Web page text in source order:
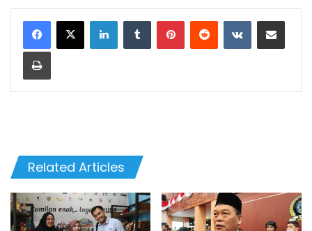
LinkedInTumblr PinterestReddit VKontakteShare via Email
Print
Related Articles